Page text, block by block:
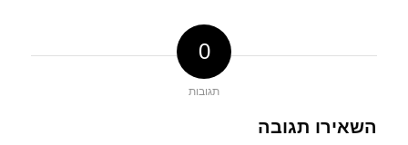
0
תגובות
השאירו תגובה